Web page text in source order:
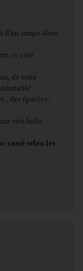
d'un temps alors
ce coté
de cette
.
des épaules ,
très belle
cassé selon les